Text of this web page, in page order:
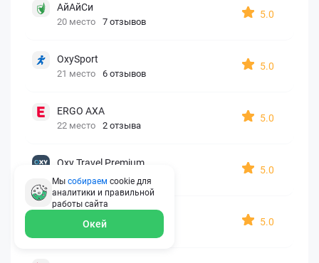
АйАйСи
20 место 7 отзывов
5.0
OxySport
21 место 6 отзывов
5.0
ERGO AXA
22 место 2 отзыва
5.0
Oxy Travel Premium
23 место 1 отзыв
5.0
24 место 1 отзыв
5.0
Мы собираем cookie для
аналитики и правильной
работы сайта
Окей